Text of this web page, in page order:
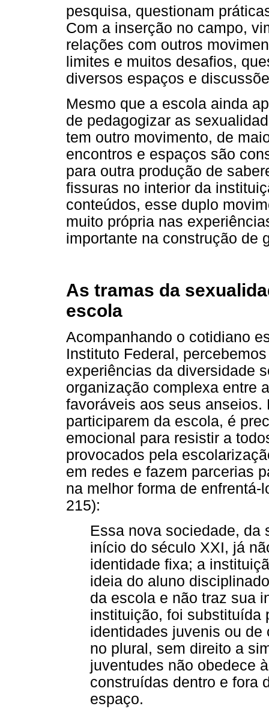
pesquisa, questionam
Com a inserção no campo,
relações com outros
limites e muitos desafios,
diversos espaços e
Mesmo que a escola ainda
de pedagogizar as
tem outro movimento, de
encontros e espaços são
para outra produção de
fissuras no interior da
conteúdos, esse duplo
muito própria nas
importante na construção de
As tramas da
escola
Acompanhando o cotidiano
Instituto Federal,
experiências da diversidade
organização complexa entre
favoráveis aos seus
participarem da escola, é
emocional para resistir a
provocados pela
em redes e fazem parcerias
na melhor forma de
215):
Essa nova sociedade, da
início do século XXI, já
identidade fixa; a
ideia do aluno
da escola e não traz sua
instituição, foi substituída
identidades juvenis ou
no plural, sem direito a
juventudes não obedece
construídas dentro e fora
espaço.